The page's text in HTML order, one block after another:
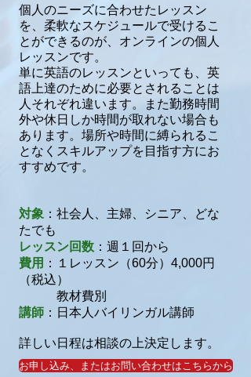
個人のニーズに合わせたレッスン
を、柔軟なスケジュールで受けるこ
とができるのが、オンラインの個人
レッスンです。
単に英語のレッスンといっても、英
語上達のために必要とされることは
人それぞれ違います。また勤務時間
外や休日しか時間が取れない場合も
あります。場所や時間に縛られるこ
となくスキルアップを目指す方にお
すすめです。
対象 ：社会人、主婦、シニア、どな
たでも
レッスン回数 ： 週１回から
費用 ：１レッスン（60分）4,000円
（税込）
教材費別
講師 ：日本人バイリンガル講師
詳しい日程は相談の上決定します。
お申し込み、またはお問い合わせはこちらから